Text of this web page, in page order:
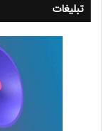
تبلیغات